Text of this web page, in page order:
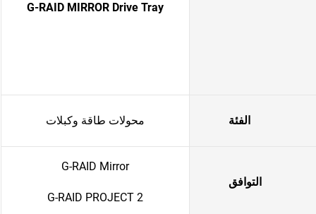
G-RAID MIRROR Drive Tray
الفئة محولات طاقة وكبلات
التوافق
G-RAID Mirror
G-RAID PROJECT 2